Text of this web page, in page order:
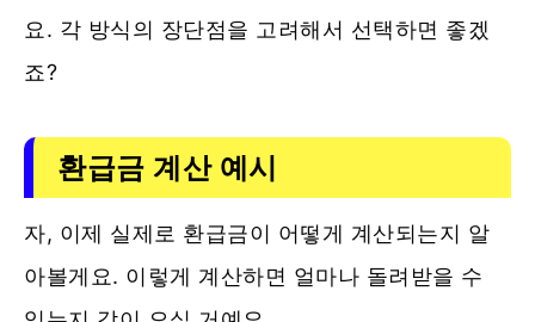
요. 각 방식의 장단점을 고려해서 선택하면 좋겠
죠?
환급금 계산 예시
자, 이제 실제로 환급금이 어떻게 계산되는지 알
아볼게요. 이렇게 계산하면 얼마나 돌려받을 수